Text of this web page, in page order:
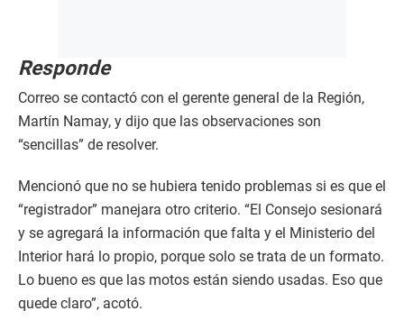
Responde
Correo se contactó con el gerente general de la Región,
Martín Namay, y dijo que las observaciones son
“sencillas” de resolver.
Mencionó que no se hubiera tenido problemas si es que el
“registrador” manejara otro criterio. “El Consejo sesionará
y se agregará la información que falta y el Ministerio del
Interior hará lo propio, porque solo se trata de un formato.
Lo bueno es que las motos están siendo usadas. Eso que
quede claro”, acotó.